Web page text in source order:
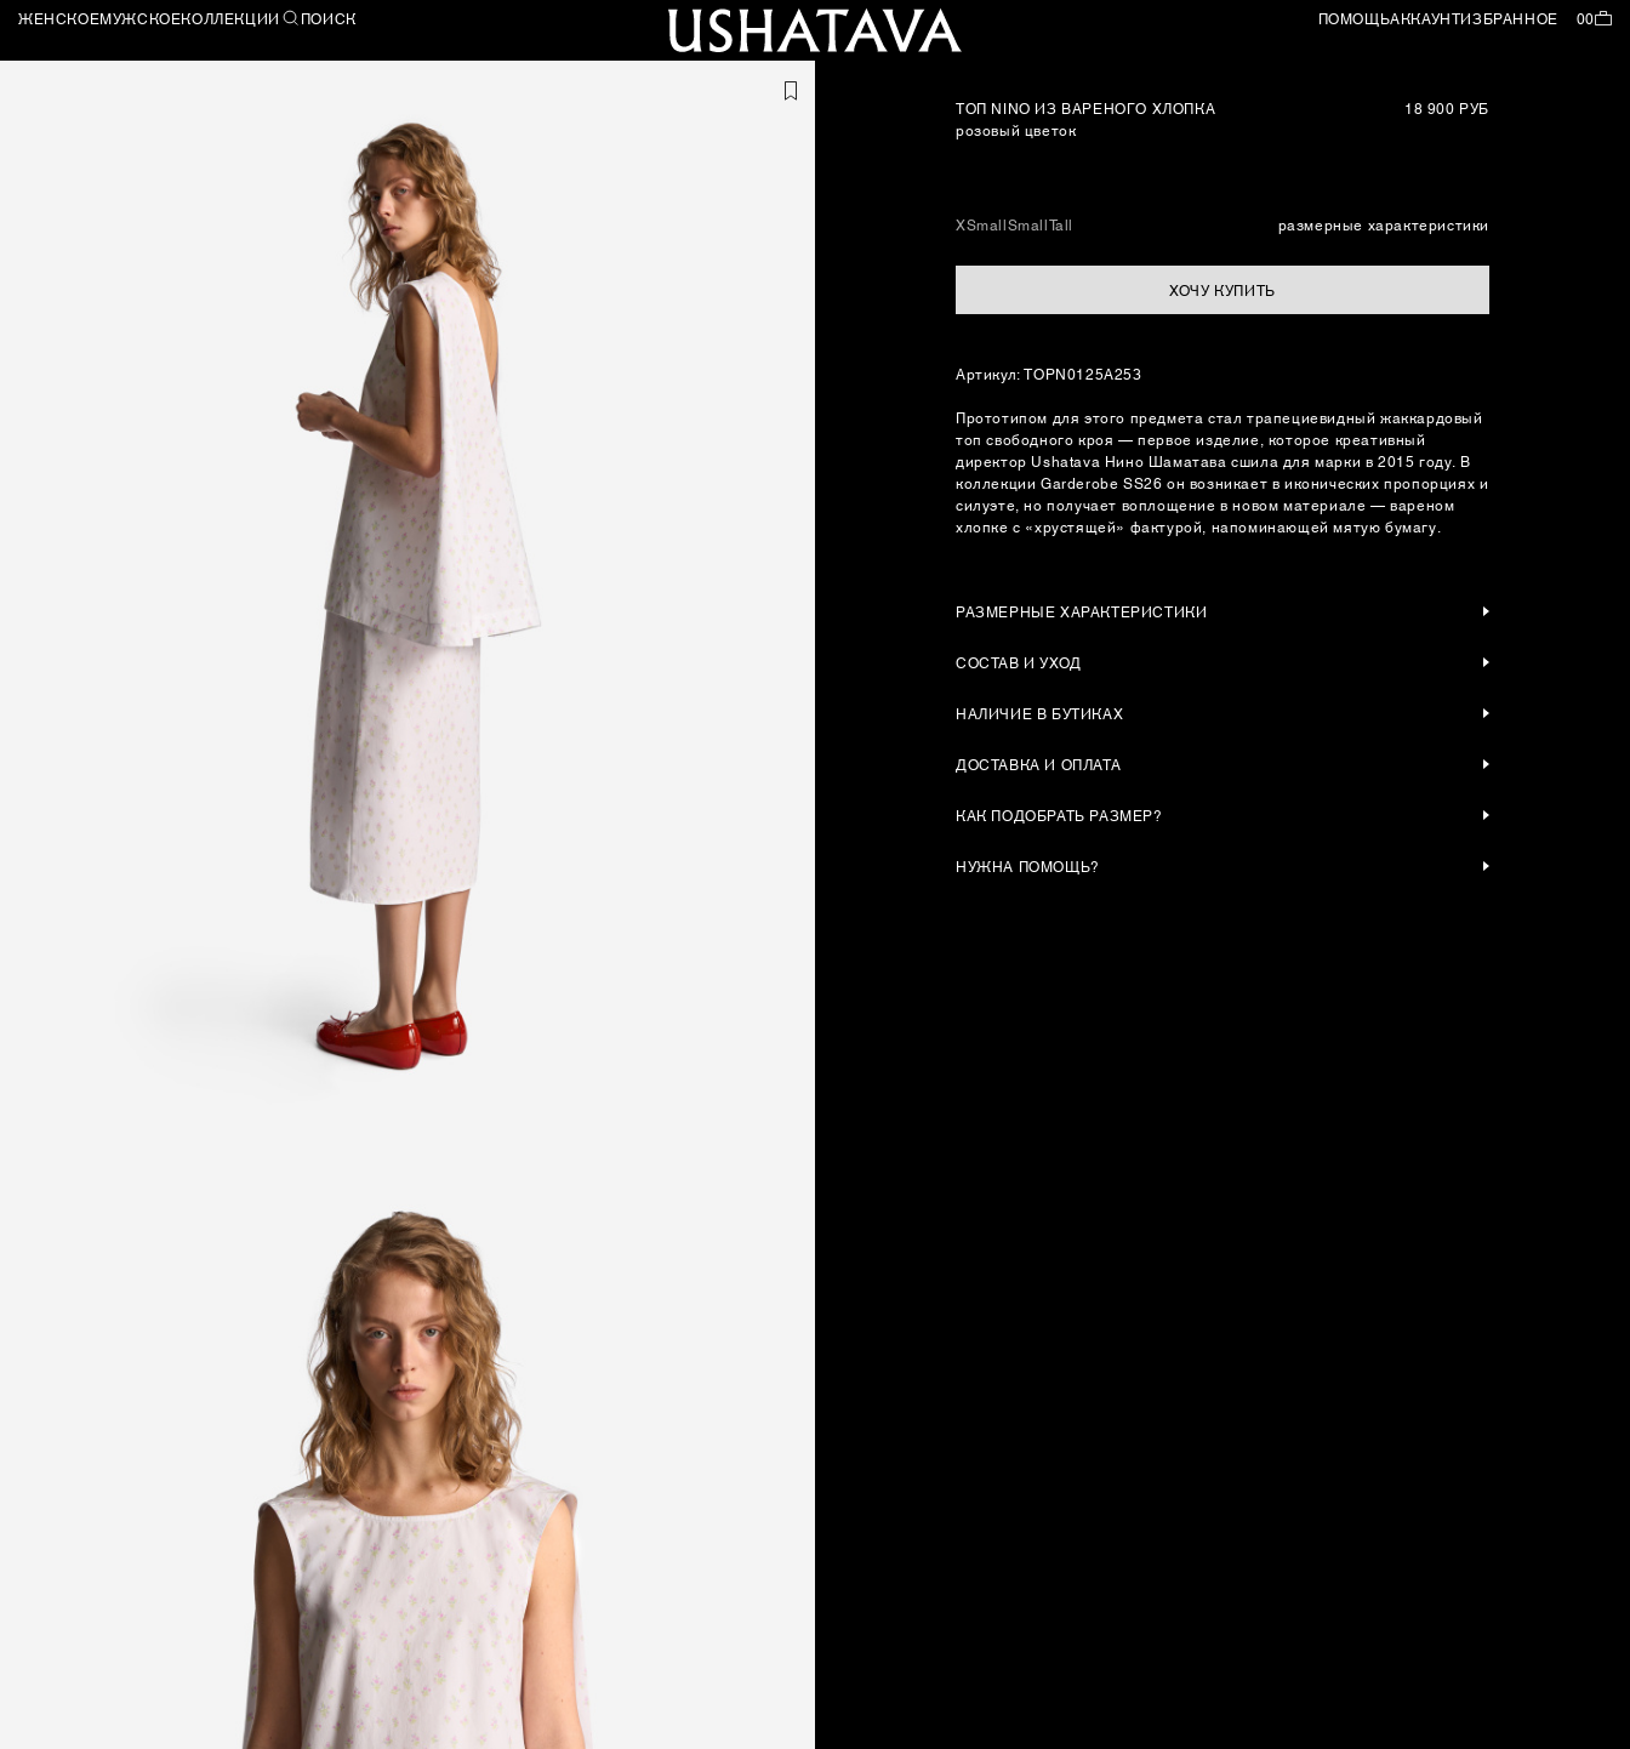
ЖЕНСКОЕМУЖСКОЕКОЛЛЕКЦИИ ПОИСК ПОМОЩЬАККАУНТИЗБРАННОЕ 00
ТОП NINO ИЗ ВАРЕНОГО ХЛОПКА
розовый цветок
18 900 РУБ
XSmallSmallTall размерные характеристики
ХОЧУ КУПИТЬ
Артикул: TOPN0125A253
Прототипом для этого предмета стал трапециевидный жаккардовый
топ свободного кроя — первое изделие, которое креативный
директор Ushatava Нино Шаматава сшила для марки в 2015 году. В
коллекции Garderobe SS26 он возникает в иконических пропорциях и
силуэте, но получает воплощение в новом материале — вареном
хлопке с «хрустящей» фактурой, напоминающей мятую бумагу.
РАЗМЕРНЫЕ ХАРАКТЕРИСТИКИ
СОСТАВ И УХОД
НАЛИЧИЕ В БУТИКАХ
ДОСТАВКА И ОПЛАТА
КАК ПОДОБРАТЬ РАЗМЕР?
НУЖНА ПОМОЩЬ?